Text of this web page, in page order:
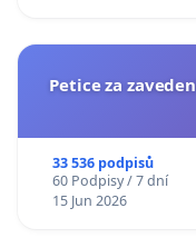
Petice za
33 536 podpisů
60 Podpisy / 7 dní
15 Jun 2026